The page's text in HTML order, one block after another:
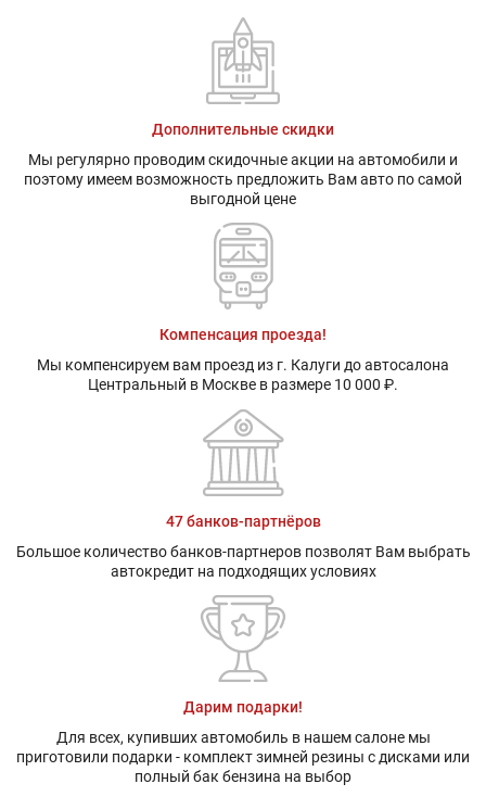
Дополнительные скидки
Мы регулярно проводим скидочные акции на автомобили и
поэтому имеем возможность предложить Вам авто по самой
выгодной цене
Компенсация проезда!
Мы компенсируем вам проезд из г. Калуги до автосалона
Центральный в Москве в размере 10 000 ₽.
47 банков-партнёров
Большое количество банков-партнеров позволят Вам выбрать
автокредит на подходящих условиях
Дарим подарки!
Для всех, купивших автомобиль в нашем салоне мы
приготовили подарки - комплект зимней резины с дисками или
полный бак бензина на выбор